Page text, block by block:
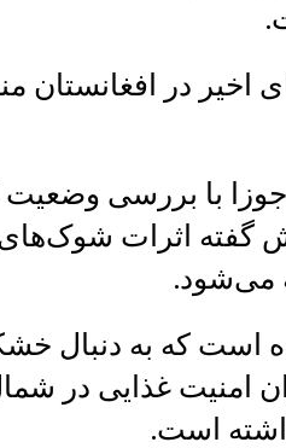
اخیر در افغانستان
این شبکه روز جمعه، ۱۱ جوزا با
گفته اثرات
می‌شود.
است که به دنبال
امنیت غذایی